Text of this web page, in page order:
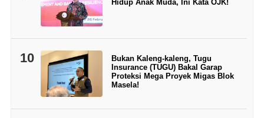
Hidup Anak Muda, Ini Kata OJK!
10
Bukan Kaleng-kaleng, Tugu
Insurance (TUGU) Bakal Garap
Proteksi Mega Proyek Migas Blok
Masela!